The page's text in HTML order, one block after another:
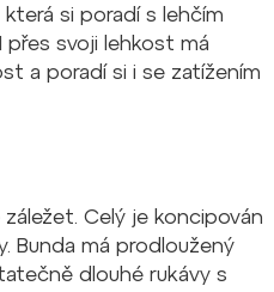
si poradí s lehčím
přes svoji lehkost má
a poradí si i se zatížením
Celý je koncipován
Bunda má prodloužený
dlouhé rukávy s